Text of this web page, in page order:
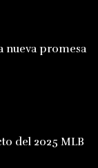
nueva promesa
del 2025 MLB